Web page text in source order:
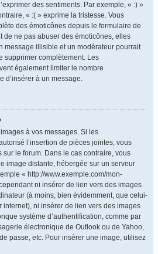
des sentiments. Par exemple, « :) »
« :( » exprime la tristesse. Vous
des émoticônes depuis le formulaire de
de ne pas abuser des émoticônes, elles
message illisible et un modérateur pourrait
supprimer complètement. Les
également limiter le nombre
d’insérer à un message.
à vos messages. Si les
l’insertion de pièces jointes, vous
le forum. Dans le cas contraire, vous
image distante, hébergée sur un serveur
« http://www.exemple.com/mon-
ni insérer de lien vers des images
(à moins, bien évidemment, que celui-
internet), ni insérer de lien vers des images
système d’authentification, comme par
électronique de Outlook ou de Yahoo,
passe, etc. Pour insérer une image, utilisez